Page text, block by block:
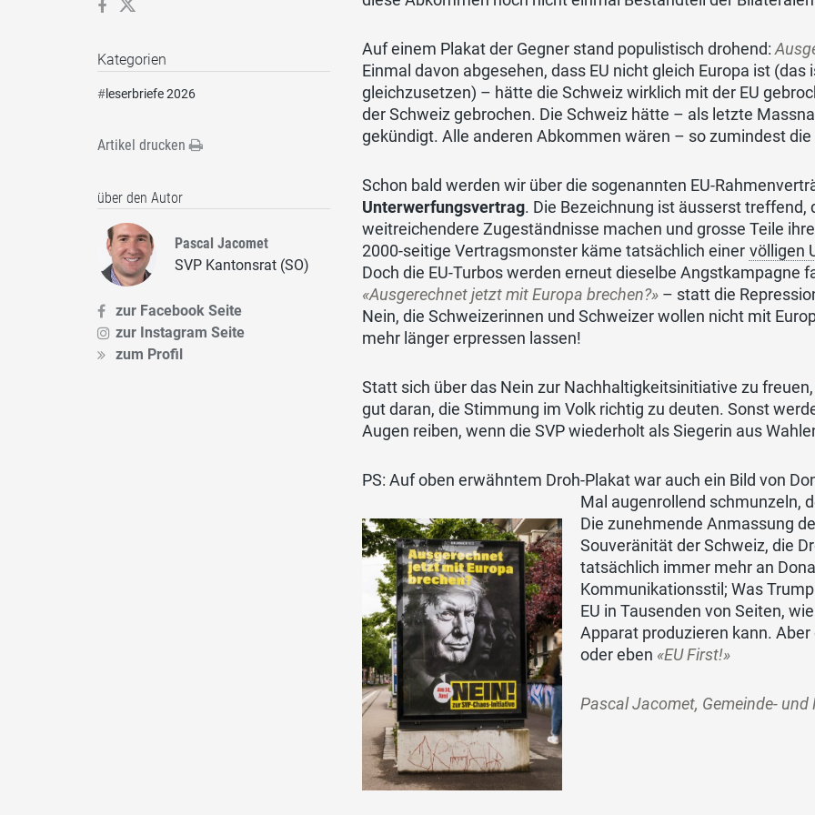
Auf einem Plakat der Gegner stand populistisch drohend:
Einmal davon abgesehen, dass EU nicht gleich Europa ist
gleichzusetzen) – hätte die Schweiz wirklich mit der EU
der Schweiz gebrochen. Die Schweiz hätte – als letzte
gekündigt. Alle anderen Abkommen wären – so zumindest
Schon bald werden wir über die sogenannten EU-
Unterwerfungsvertrag. Die Bezeichnung ist äusserst treffend,
weitreichendere Zugeständnisse machen und grosse Teile
2000-seitige Vertragsmonster käme tatsächlich einer völligen
Doch die EU-Turbos werden erneut dieselbe Angstkampagne
«Ausgerechnet jetzt mit Europa brechen?» – statt die
Nein, die Schweizerinnen und Schweizer wollen nicht mit
mehr länger erpressen lassen!
Statt sich über das Nein zur Nachhaltigkeitsinitiative zu
gut daran, die Stimmung im Volk richtig zu deuten. Sonst
Augen reiben, wenn die SVP wiederholt als Siegerin aus
PS: Auf oben erwähntem Droh-Plakat war auch ein Bild von
Mal augenrollend schmunzeln,
Die zunehmende Anmassung
Souveränität der Schweiz, die
tatsächlich immer mehr an
Kommunikationsstil; Was
EU in Tausenden von Seiten,
Apparat produzieren kann.
oder eben «EU First!»
Pascal Jacomet, Gemeinde-
Kategorien
#leserbriefe 2026
Artikel drucken
über den Autor
Pascal Jacomet
SVP Kantonsrat (SO)
zur Facebook Seite
zur Instagram Seite
zum Profil